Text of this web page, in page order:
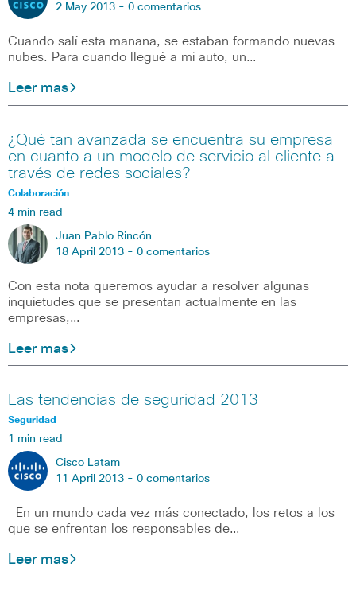
2 May 2013 - 0 comentarios
Cuando salí esta mañana, se estaban formando nuevas
nubes. Para cuando llegué a mi auto, un…
Leer mas
¿Qué tan avanzada se encuentra su empresa
en cuanto a un modelo de servicio al cliente a
través de redes sociales?
Colaboración
4 min read
Juan Pablo Rincón
18 April 2013 - 0 comentarios
Con esta nota queremos ayudar a resolver algunas
inquietudes que se presentan actualmente en las
empresas,…
Leer mas
Las tendencias de seguridad 2013
Seguridad
1 min read
Cisco Latam
11 April 2013 - 0 comentarios
En un mundo cada vez más conectado, los retos a los
que se enfrentan los responsables de…
Leer mas